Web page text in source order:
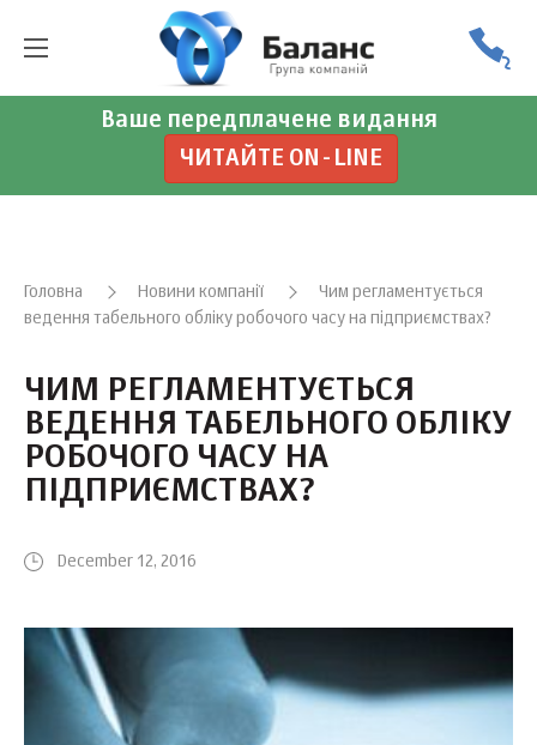
Ваше передплачене видання
ЧИТАЙТЕ ON-LINE
Головна Новини компанії
Чим регламентується
ведення табельного обліку робочого часу на підприємствах?
ЧИМ РЕГЛАМЕНТУЄТЬСЯ
ВЕДЕННЯ ТАБЕЛЬНОГО ОБЛІКУ
РОБОЧОГО ЧАСУ НА
ПІДПРИЄМСТВАХ?
December 12, 2016